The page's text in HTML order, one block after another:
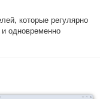
которые регулярно
одновременно